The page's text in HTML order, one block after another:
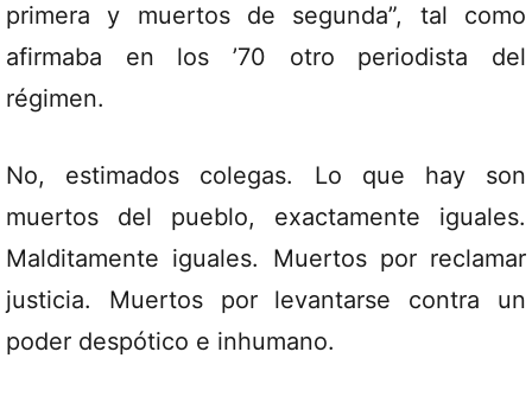
primera y muertos de segunda”, tal como
afirmaba en los ’70 otro periodista del
régimen.
No, estimados colegas. Lo que hay son
muertos del pueblo, exactamente iguales.
Malditamente iguales. Muertos por reclamar
justicia. Muertos por levantarse contra un
poder despótico e inhumano.